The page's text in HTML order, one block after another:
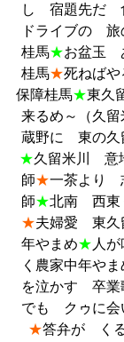
し　宿題先だ
ドライブの　
桂馬★お盆玉　
桂馬★死ねばや
保障桂馬★東久
来るめ～（久
蔵野に　東の
★久留米川　意
師★一茶より
師★北南　西
★夫婦愛　東
年やまめ★ 人
く農家中年やま
を泣かす　卒
でも　クゥに
★答弁が　く